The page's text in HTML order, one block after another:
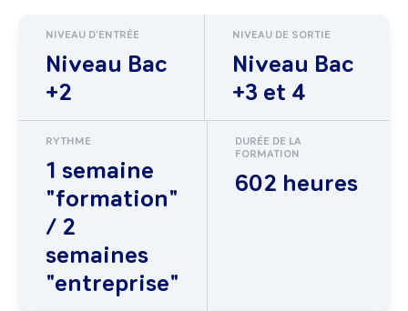
NIVEAU D'ENTRÉE
Niveau Bac
+2
NIVEAU DE SORTIE
Niveau Bac
+3 et 4
RYTHME
1 semaine
"formation"
/ 2
semaines
"entreprise"
DURÉE DE LA
FORMATION
602 heures